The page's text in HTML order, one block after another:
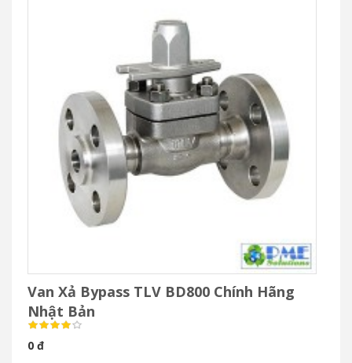
Van Xả Bypass TLV BD800 Chính Hãng
Nhật Bản
0 đ